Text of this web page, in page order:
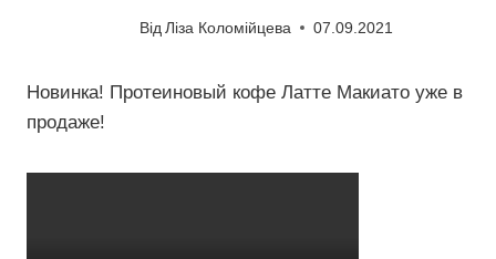
Від Ліза Коломійцева 07.09.2021
Новинка! Протеиновый кофе Латте Макиато уже в
продаже!